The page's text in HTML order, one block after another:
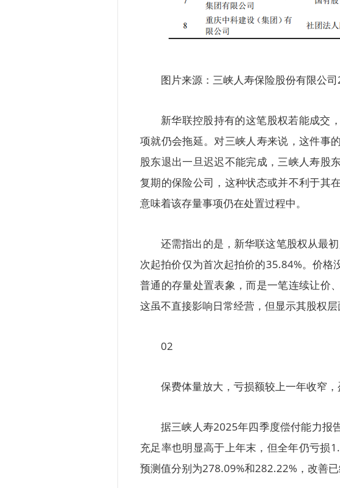
图片来源：三峡人寿保险股份有限公
新华联控股持有的这笔股权若能成交
项就仍会拖延。对三峡人寿来说，这件事
股东退出一旦迟迟不能完成，三峡人寿股
复期的保险公司，这种状态或并不利于其
意味着该存量事项仍在处置过程中。
还需指出的是，新华联这笔股权从最
次起拍价仅为首次起拍价的35.84%。价
普通的存量处置表象，而是一笔连续让价
这虽不直接影响日常经营，但显示其股权层
02
保费体量放大，亏损额较上一年收窄
据三峡人寿2025年四季度偿付能力报
充足率也明显高于上年末，但全年仍亏损
预测值分别为278.09%和282.22%，改善已